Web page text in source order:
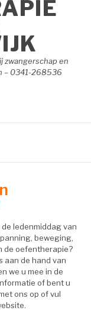
zwangerschap en
– 0341-268536
ledenmiddag van
beweging,
de oefentherapie?
aan de hand van
we u mee in de
of bent u
ons op of vul